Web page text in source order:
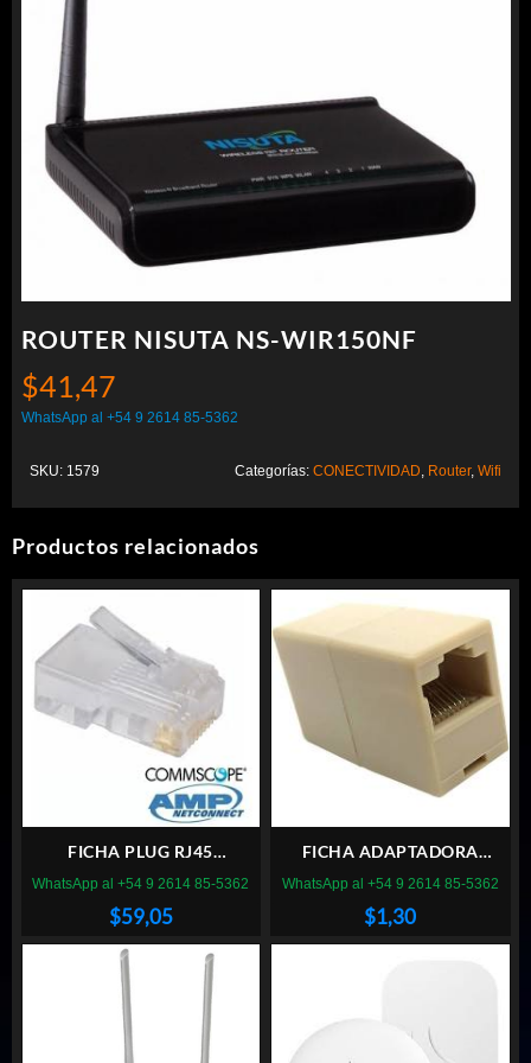
ROUTER NISUTA NS-WIR150NF
$41,47
WhatsApp al +54 9 2614 85-5362
SKU: 1579 Categorías: CONECTIVIDAD, Router, Wifi
Productos relacionados
FICHA PLUG RJ45
COMMSCOPE PACK 100
$59,05
WhatsApp al +54 9 2614 85-5362
FICHA ADAPTADORA
UNION RJ45 GENERICA
$1,30
WhatsApp al +54 9 2614 85-5362